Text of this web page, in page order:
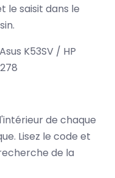
le saisit dans le
K53SV / HP
de chaque
Lisez le code et
de la